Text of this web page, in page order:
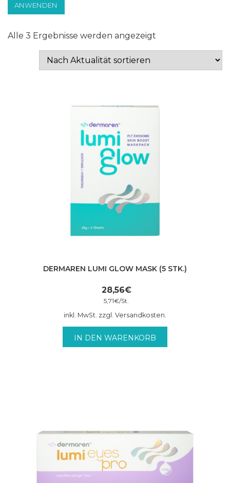
ANWENDEN
Alle 3 Ergebnisse werden angezeigt
DERMAREN LUMI GLOW MASK (5 STK.)
28,56€
5,71€/St.
inkl. MwSt. zzgl. Versandkosten.
IN DEN WARENKORB